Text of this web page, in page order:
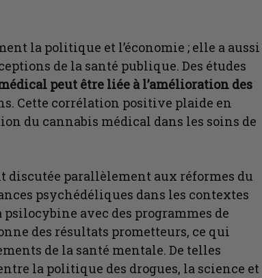
la politique et l’économie ; elle a aussi
de la santé publique. Des études
peut être liée à l’amélioration des
Cette corrélation positive plaide en
du cannabis médical dans les soins de
discutée parallèlement aux réformes du
psychédéliques dans les contextes
avec des programmes de
des résultats prometteurs, ce qui
de la santé mentale. De telles
la politique des drogues, la science et